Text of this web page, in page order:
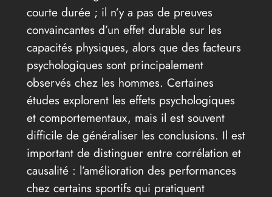
courte durée ; il n’y a pas de preuves
convaincantes d’un effet durable sur les
capacités physiques, alors que des facteurs
psychologiques sont principalement
observés chez les hommes. Certaines
études explorent les effets psychologiques
et comportementaux, mais il est souvent
difficile de généraliser les conclusions. Il est
important de distinguer entre corrélation et
causalité : l’amélioration des performances
chez certains sportifs qui pratiquent